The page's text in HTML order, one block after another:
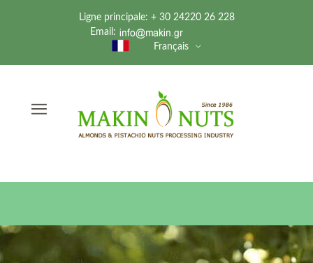
Ligne principale: + 30 24220 26 228
Email:
Français